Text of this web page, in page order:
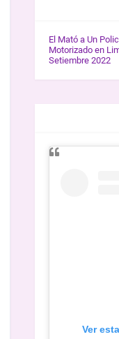
El Mató a Un
Motorizado en
Setiembre 2022
Ver